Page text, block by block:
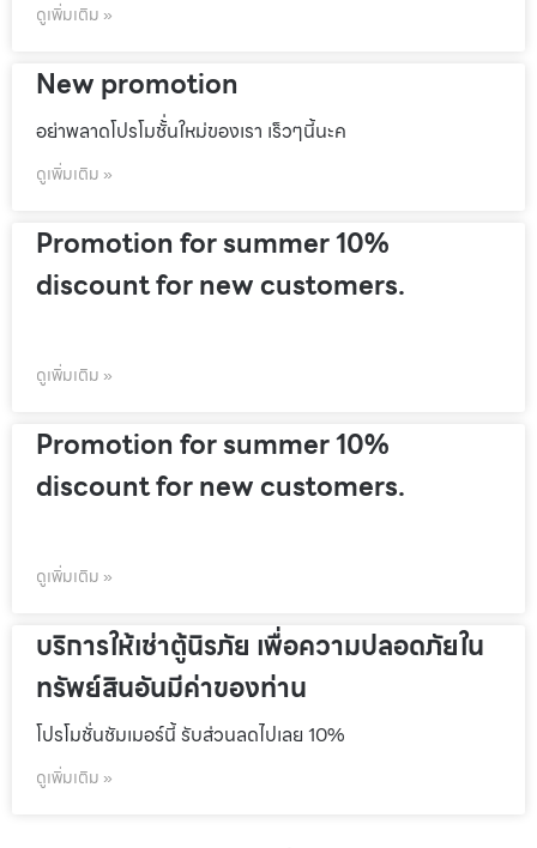
ดูเพิ่มเติม »
New promotion
อย่าพลาดโปรโมชั้่นใหม่ของเรา เร็วๆนี้นะค
ดูเพิ่มเติม »
Promotion for summer 10%
discount for new customers.
ดูเพิ่มเติม »
Promotion for summer 10%
discount for new customers.
ดูเพิ่มเติม »
บริการให้เช่าตู้นิรภัย เพื่อความปลอดภัยใน
ทรัพย์สินอันมีค่าของท่าน
โปรโมชั่นชัมเมอร์นี้ รับส่วนลดไปเลย 10%
ดูเพิ่มเติม »